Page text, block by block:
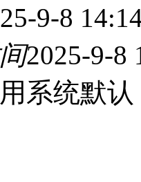
9-8
2025-9-8
系统默认